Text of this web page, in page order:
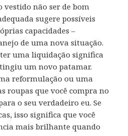
vestido não ser de bom
sugere possíveis
capacidades –
de uma nova situação.
uma liquidação significa
um novo patamar.
reformulação ou uma
roupas que você compra no
o seu verdadeiro eu. Se
isso significa que você
mais brilhante quando